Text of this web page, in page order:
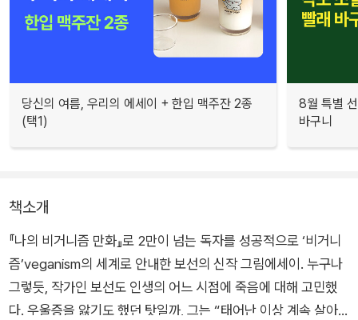
당신의 여름, 우리의 에세이 + 한입 맥주잔 2종
(택1)
8월 특별
바구니
책소개
『나의 비거니즘 만화』로 2만이 넘는 독자를 성공적으로 ‘비거니
즘’veganism의 세계로 안내한 보선의 신작 그림에세이. 누구나
그렇듯, 작가인 보선도 인생의 어느 시점에 죽음에 대해 고민했
다. 우울증을 앓기도 했던 탓일까, 그는 “태어난 이상 계속 살아